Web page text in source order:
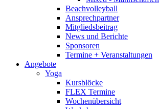
Beachvolleyball
Ansprechpartner
Mitgliedsbeitrag
News und Berichte
Sponsoren
Termine + Veranstaltungen
Angebote
Yoga
Kursblöcke
FLEX Termine
Wochenübersicht